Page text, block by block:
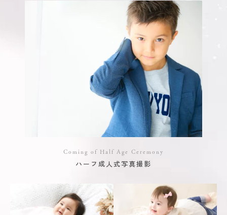
Coming of Half Age Ceremony
ハーフ成人式写真撮影